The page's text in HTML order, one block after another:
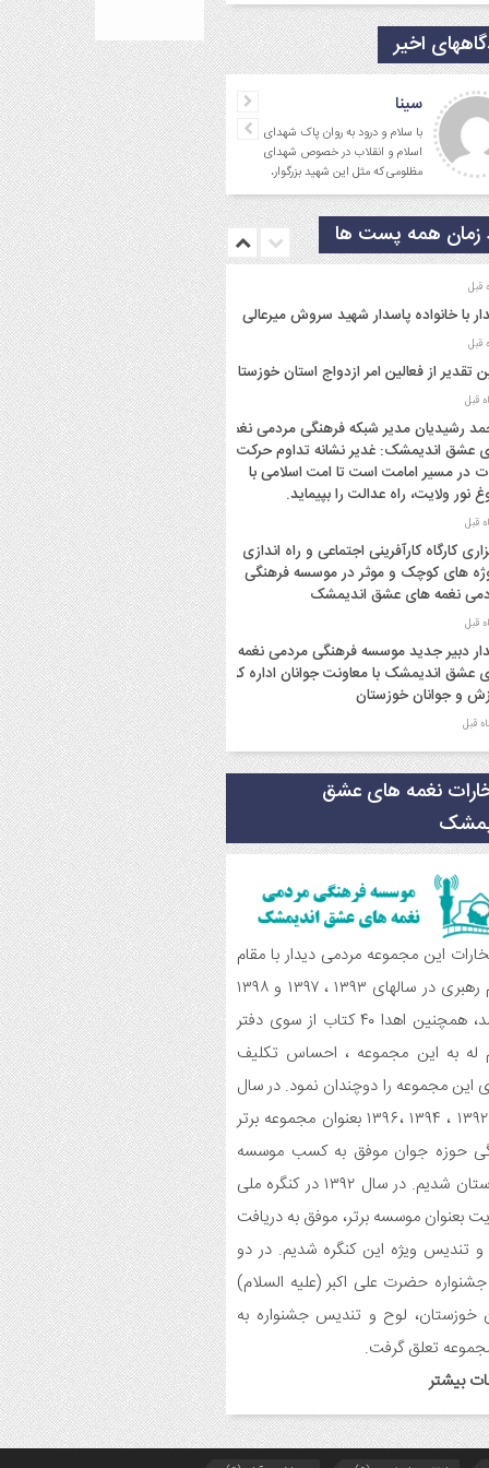
اخیر
سینا
با سلام و درود به روان پاک شهدای
اسلام و انقلاب در خصوص شهدای
مظلومی که مثل این شهید بزرگوار،
در تقابل با گروه
همه پست ها
با خانواده پاسدار شهید سروش میرعالی
تقدیر از فعالین امر ازدواج استان خوزستان
رشیدیان مدیر شبکه فرهنگی مردمی نغمه
عشق اندیمشک: غدیر نشانه تداوم حرکت
در مسیر امامت است تا امت اسلامی با
نور ولایت، راه عدالت را بپیماید.
کارگاه کارآفرینی اجتماعی و راه اندازی
های کوچک و موثر در موسسه فرهنگی
نغمه های عشق اندیمشک
دبیر جدید موسسه فرهنگی مردمی نغمه
عشق اندیمشک با معاونت جوانان اداره کل
و جوانان خوزستان
دبیر موسسه فرهنگی مردمی نغمه های
با ریاست اداره ورزش و جوانان اندیمشک
دورهمی خانوادگی با عنوان کافه شادی
به مناسبت نیمه شعبان و دهه فجر و
ی جوان در اندیمشک برگزار شد.
جشن ولادت امام زمان (عج) و جشن
انقلاب اسلامی و هفته ی جوان در
برگزار شد.
برنامه های دهه مهدویت شبکه فرهنگی
نغمه های عشق اندیمشک
بسته جشن تکلیف به دختران سادات
اندیمشک در شب ولادت امام علی(ع)
ایجاد ۱۱۰ شعبه نغمه های عشق در ۱۱۰ منطقه
و روستای اندیمشک
رونمایی از طرح ستاره های اندیمشک و
خانه های نور، محله های آسمانی همزمان
جشن ولادت حضرت فاطمه (س) در
سراج الدین با شبکه فرهنگی مردمی
های عشق
نغمه های عشق
این مجموعه مردمی دیدار با مقام
معظم رهبری در سالهای ۱۳۹۳ ، ۱۳۹۷ و ۱۳۹۸
میباشد، همچنین اهدا ۴۰ کتاب از سوی دفتر
له به این مجموعه ، احساس تکلیف
این مجموعه را دوچندان نمود. در سال
های ۱۳۹۲ ، ۱۳۹۴ ،۱۳۹۶ بعنوان مجموعه برتر
حوزه جوان موفق به کسب موسسه
برتر استان شدیم. در سال ۱۳۹۲ در کنگره ملی
بعنوان موسسه برتر، موفق به دریافت
تندیس ویژه این کنگره شدیم. در دو
حضرت علی اکبر (علیه السلام)
خوزستان، لوح و تندیس جشنواره به
تعلق گرفت.
بیشتر